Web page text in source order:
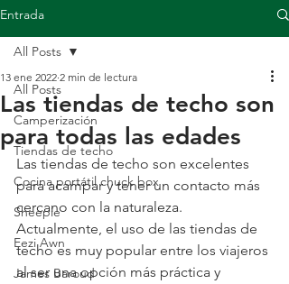
¡ENVÍO GRATUITO EN TODAS NUESTRAS
TIENDAS DE TECHO!
Entrada
All Posts
Camperización
Tiendas de techo
Cocina portátil chuck box
Sheepie
Eezi Awn
James Baroud
All Posts
Las tiendas de techo son
para todas las edades
13 ene 2022 2 min de lectura
Las tiendas de techo son excelentes
para acampar y tener un contacto más
cercano con la naturaleza.
Actualmente, el uso de las tiendas de
techo es muy popular entre los viajeros
al ser una opción más práctica y